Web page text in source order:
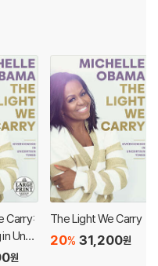
to her younger self, an
questions and a 5-
and inspiring mem
United States
and mesmerizing stor
into her world, chronic
her -- from her childho
years as an executive
and work, to her time
With unerring hon
triumphs and her disapp
농구선수로 대성해 프린스
한다
Carry:
Unce
원
The Light We Carry
31,200원
20%